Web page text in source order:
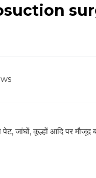
जांघों, कूल्हों आदि पर मौजूद